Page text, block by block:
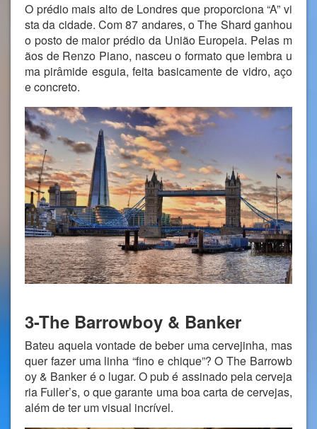
O prédio mais alto de Londres que proporciona “A” vi
sta da cidade. Com 87 andares, o The Shard ganhou
o posto de maior prédio da União Europeia. Pelas m
ãos de Renzo Piano, nasceu o formato que lembra u
ma pirâmide esguia, feita basicamente de vidro, aço
e concreto.
3-The Barrowboy & Banker
Bateu aquela vontade de beber uma cervejinha, mas
quer fazer uma linha “fino e chique”? O The Barrowb
oy & Banker é o lugar. O pub é assinado pela cerveja
ria Fuller’s, o que garante uma boa carta de cervejas,
além de ter um visual incrível.